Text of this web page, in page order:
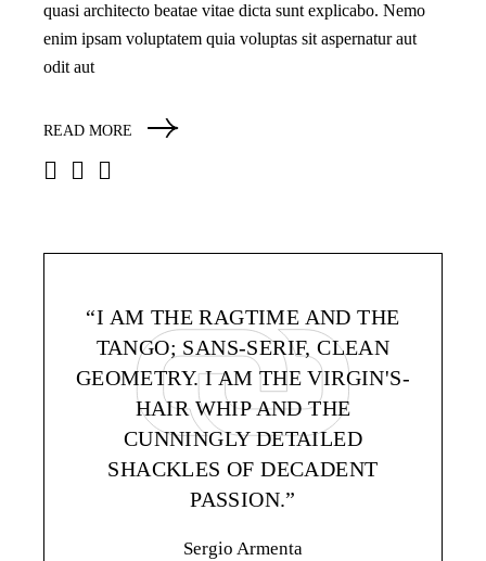
quasi architecto beatae vitae dicta sunt explicabo. Nemo
enim ipsam voluptatem quia voluptas sit aspernatur aut
odit aut
READ MORE
“I AM THE RAGTIME AND THE
TANGO; SANS-SERIF, CLEAN
GEOMETRY. I AM THE VIRGIN'S-
HAIR WHIP AND THE
CUNNINGLY DETAILED
SHACKLES OF DECADENT
PASSION.”
Sergio Armenta